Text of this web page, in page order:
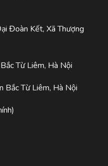
Đoàn Kết, Xã Thượng
Từ Liêm, Hà Nội
Bắc Từ Liêm, Hà Nội